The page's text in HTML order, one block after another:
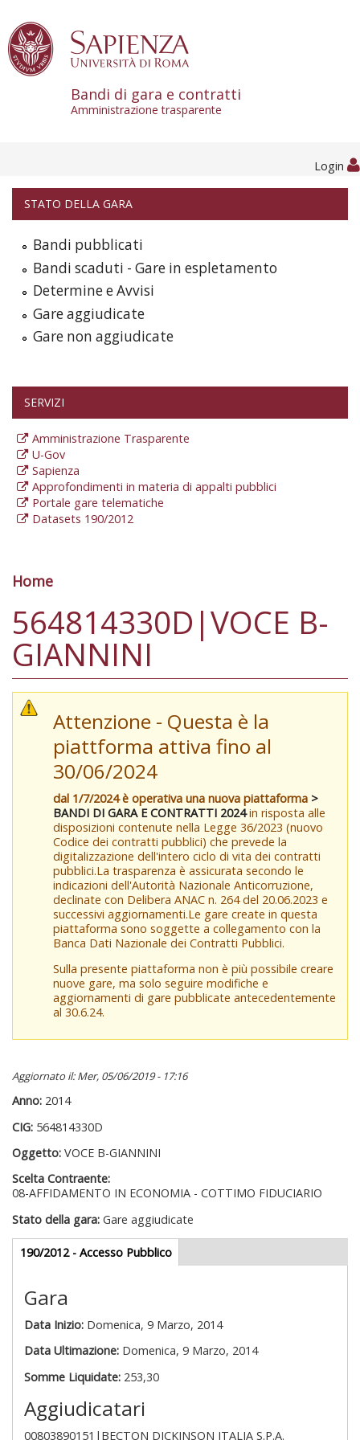
Bandi di gara e contratti
Amministrazione trasparente
Login
STATO DELLA GARA
Bandi pubblicati
Bandi scaduti - Gare in espletamento
Determine e Avvisi
Gare aggiudicate
Gare non aggiudicate
SERVIZI
Amministrazione Trasparente
U-Gov
Sapienza
Approfondimenti in materia di appalti pubblici
Portale gare telematiche
Datasets 190/2012
Tu sei qui
Home
564814330D|VOCE B-
GIANNINI
Attenzione - Questa è la
piattforma attiva fino al
30/06/2024
dal 1/7/2024 è operativa una nuova piattaforma >
BANDI DI GARA E CONTRATTI 2024in risposta alle
disposizioni contenute nella Legge 36/2023 (nuovo
Codice dei contratti pubblici) che prevede la
digitalizzazione dell'intero ciclo di vita dei contratti
pubblici.La trasparenza è assicurata secondo le
indicazioni dell'Autorità Nazionale Anticorruzione,
declinate con Delibera ANAC n. 264 del 20.06.2023 e
successivi aggiornamenti.Le gare create in questa
piattaforma sono soggette a collegamento con la
Banca Dati Nazionale dei Contratti Pubblici.
Sulla presente piattaforma non è più possibile creare
nuove gare, ma solo seguire modifiche e
aggiornamenti di gare pubblicate antecedentemente
al 30.6.24.
Aggiornato il: Mer, 05/06/2019 - 17:16
Anno: 2014
CIG: 564814330D
Oggetto: VOCE B-GIANNINI
Scelta Contraente:
08-AFFIDAMENTO IN ECONOMIA - COTTIMO FIDUCIARIO
Stato della gara: Gare aggiudicate
Gare appalti
190/2012 - Accesso Pubblico(scheda
attiva)
Gara
Data Inizio: Domenica, 9 Marzo, 2014
Data Ultimazione: Domenica, 9 Marzo, 2014
Somme Liquidate: 253,30
Aggiudicatari
00803890151|BECTON DICKINSON ITALIA S.P.A.